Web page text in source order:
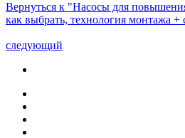
Вернуться к "Насосы для
как выбрать, технология монтажа
следующий